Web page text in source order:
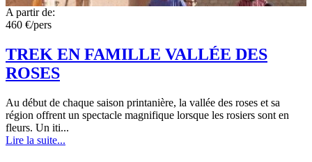
A partir de:
460 €/pers
TREK EN FAMILLE VALLÉE DES
ROSES
Au début de chaque saison printanière, la vallée des roses et sa
région offrent un spectacle magnifique lorsque les rosiers sont en
fleurs. Un iti...
Lire la suite...